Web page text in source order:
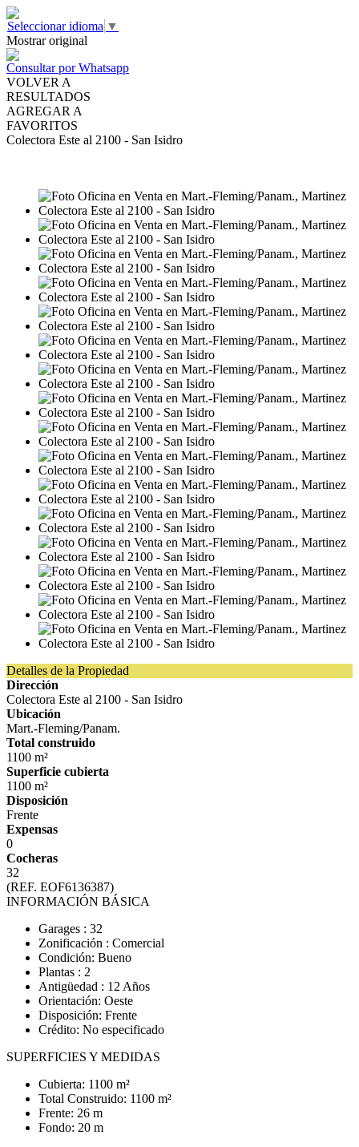
Seleccionar idioma ▼
Mostrar original
Consultar por Whatsapp
VOLVER A
RESULTADOS
AGREGAR A
FAVORITOS
Colectora Este al 2100 - San Isidro
Detalles de la Propiedad
Dirección
Colectora Este al 2100 - San Isidro
Ubicación
Mart.-Fleming/Panam.
Total construido
1100 m²
Superficie cubierta
1100 m²
Disposición
Frente
Expensas
0
Cocheras
32
(REF. EOF6136387)
INFORMACIÓN BÁSICA
Garages : 32
Zonificación : Comercial
Condición: Bueno
Plantas : 2
Antigüedad : 12 Años
Orientación: Oeste
Disposición: Frente
Crédito: No especificado
SUPERFICIES Y MEDIDAS
Cubierta: 1100 m²
Total Construido: 1100 m²
Frente: 26 m
Fondo: 20 m